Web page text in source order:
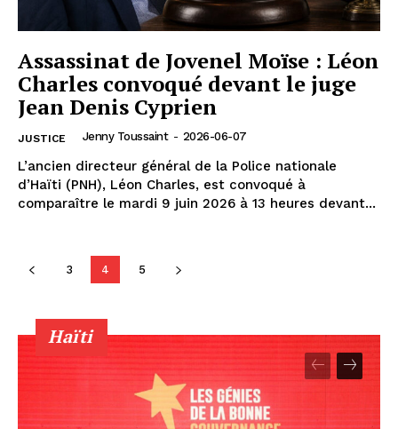
Assassinat de Jovenel Moïse : Léon
Charles convoqué devant le juge
Jean Denis Cyprien
JUSTICE Jenny Toussaint - 2026-06-07
L’ancien directeur général de la Police nationale
d’Haïti (PNH), Léon Charles, est convoqué à
comparaître le mardi 9 juin 2026 à 13 heures devant...
3 4 5
Haïti